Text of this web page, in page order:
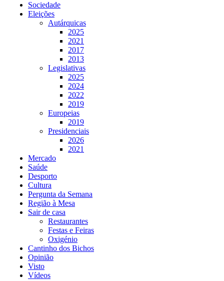
Sociedade
Eleições
Autárquicas
2025
2021
2017
2013
Legislativas
2025
2024
2022
2019
Europeias
2019
Presidenciais
2026
2021
Mercado
Saúde
Desporto
Cultura
Pergunta da Semana
Região à Mesa
Sair de casa
Restaurantes
Festas e Feiras
Oxigénio
Cantinho dos Bichos
Opinião
Visto
Vídeos